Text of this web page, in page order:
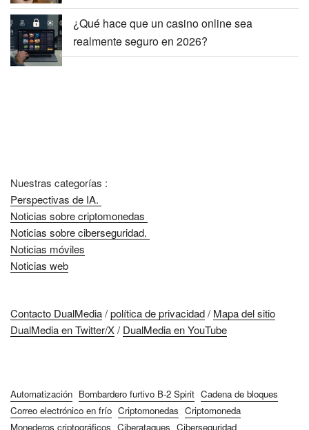
¿Qué hace que un casino online sea
realmente seguro en 2026?
Nuestras categorías :
Perspectivas de IA.
Noticias sobre criptomonedas
Noticias sobre ciberseguridad.
Noticias móviles
Noticias web
Contacto DualMedia/política de privacidad/ Mapa del sitio
DualMedia en Twitter/X/ DualMedia en YouTube
Automatización Bombardero furtivo B-2 Spirit Cadena de bloques
Correo electrónico en frío Criptomonedas Criptomoneda
Monederos criptográficos Ciberataques Ciberseguridad